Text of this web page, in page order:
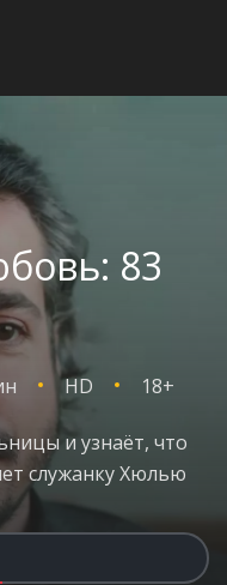
83
HD 18+
и узнаёт, что
служанку Хюлью